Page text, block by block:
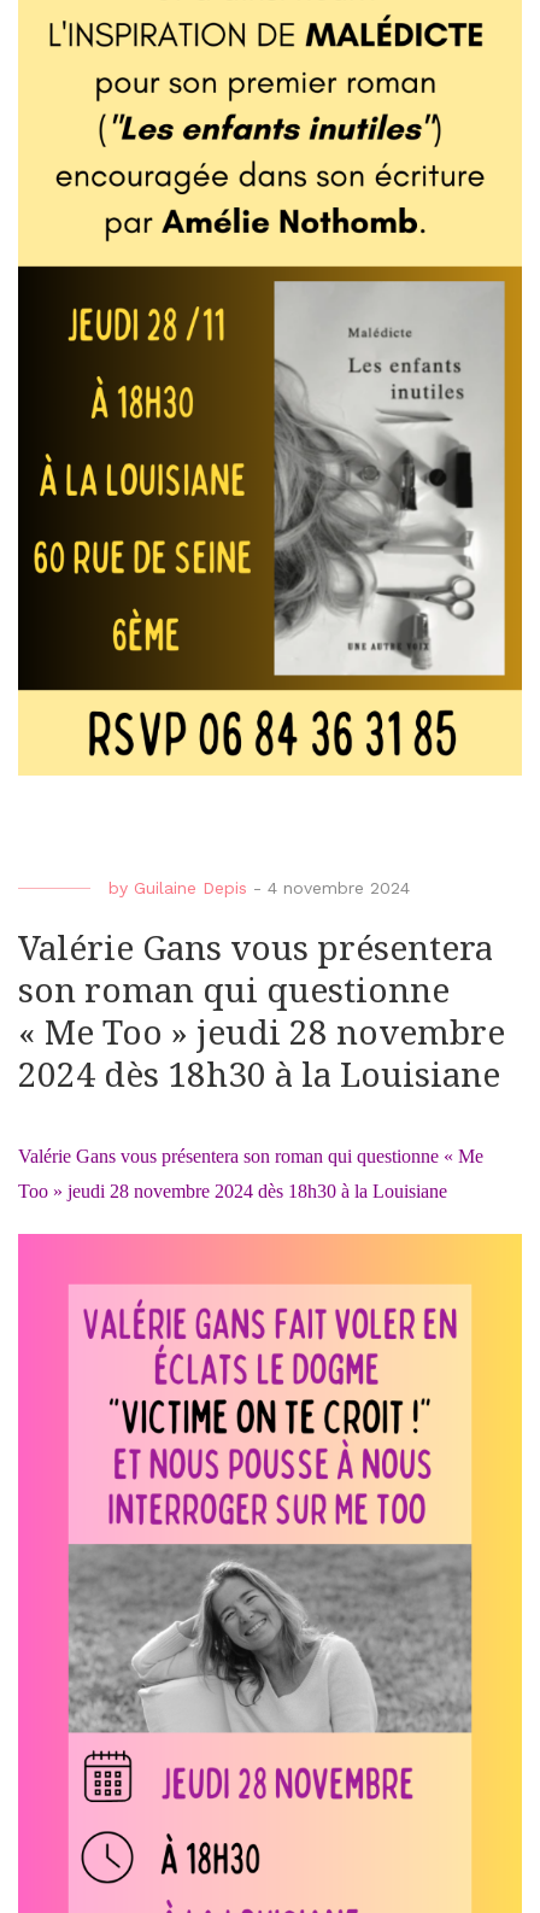
by Guilaine Depis - 4 novembre 2024
Valérie Gans vous présentera
son roman qui questionne
« Me Too » jeudi 28 novembre
2024 dès 18h30 à la Louisiane
Valérie Gans vous présentera son roman qui questionne « Me
Too » jeudi 28 novembre 2024 dès 18h30 à la Louisiane